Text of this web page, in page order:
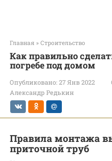
Главная » Строительство
Как правильно
погребе под домом
Опубликовано: 27 Янв 2022
Александр Редькин
Правила монтажа
приточной труб